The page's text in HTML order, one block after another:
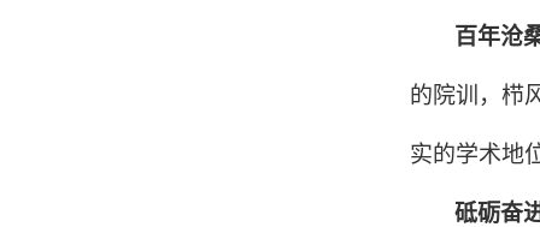
百年沧
的院训，栉
实的学术地
砥砺奋